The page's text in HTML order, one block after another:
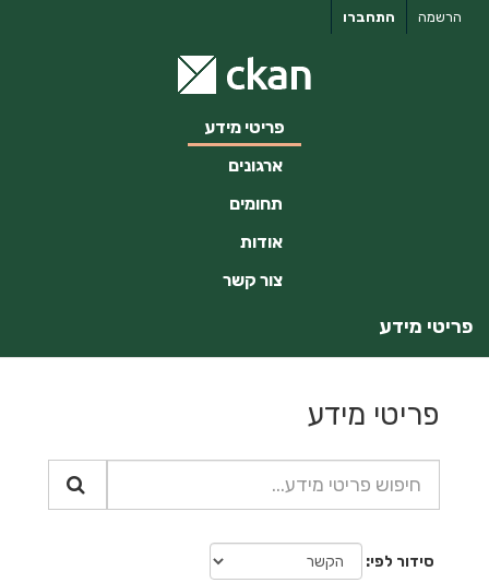
התחברו הרשמה
פריטי מידע
ארגונים
תחומים
אודות
צור קשר
פריטי מידע
פריטי מידע
סידור לפי